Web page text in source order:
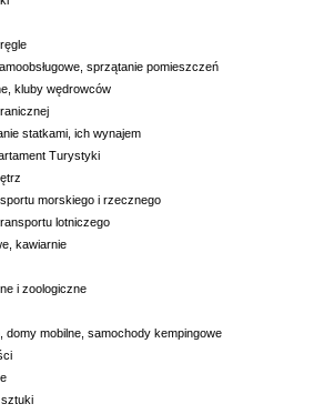
sprzątanie pomieszczeń
kluby wędrowców
statkami, ich wynajem
Turystyki
morskiego i rzecznego
lotniczego
kawiarnie
i zoologiczne
domy mobilne, samochody kempingowe
sztuki